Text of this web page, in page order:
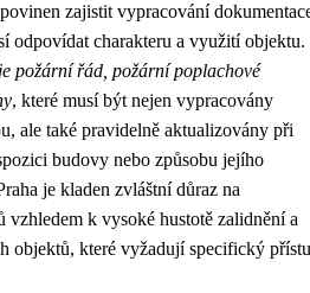
zajistit vypracování
odpovídat charakteru a využití objektu.
požární řád, požární poplachové
, které musí být nejen vypracovány
ale také pravidelně aktualizovány při
budovy nebo způsobu jejího
je kladen zvláštní důraz na
vzhledem k vysoké hustotě zalidnění a
objektů, které vyžadují specifický